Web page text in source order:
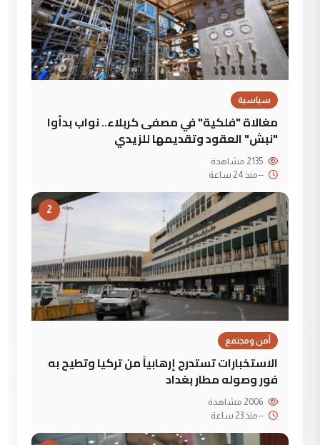
سياسية
مغالاة "فلكية" في مصفى كربلاء.. نواب بدأوا
"نبش" العقود وتقديمها للزيدي
--منذ 24 ساعة
2
أمن ومجتمع
الاستخبارات تستدرج إرهابياً من تركيا وتطيح به
فور وصوله مطار بغداد
--منذ 23 ساعة